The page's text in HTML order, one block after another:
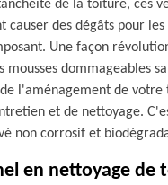
de la toiture, ces
causer des dégâts pour
Une façon
mousses dommageables
l'aménagement de votre
et de nettoyage.
non corrosif et
en nettoyage de